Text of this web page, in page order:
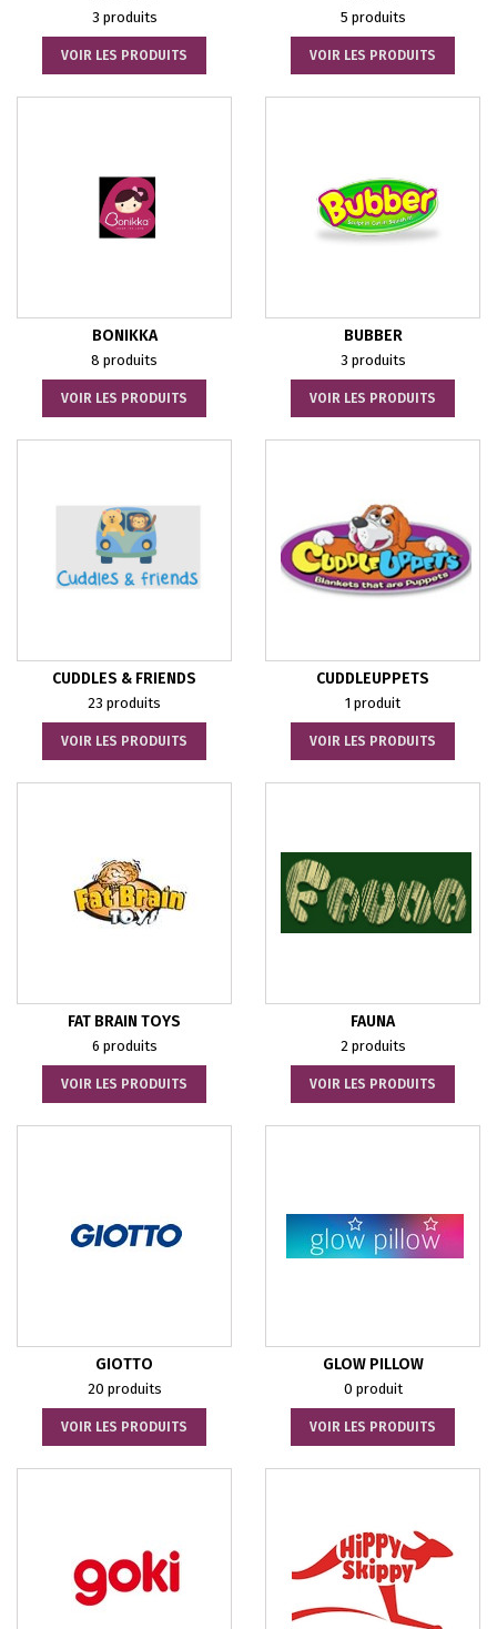
3 produits
VOIR LES PRODUITS
5 produits
VOIR LES PRODUITS
BONIKKA
8 produits
VOIR LES PRODUITS
BUBBER
3 produits
VOIR LES PRODUITS
CUDDLES & FRIENDS
23 produits
VOIR LES PRODUITS
CUDDLEUPPETS
1 produit
VOIR LES PRODUITS
FAT BRAIN TOYS
6 produits
VOIR LES PRODUITS
FAUNA
2 produits
VOIR LES PRODUITS
GIOTTO
20 produits
VOIR LES PRODUITS
GLOW PILLOW
0 produit
VOIR LES PRODUITS